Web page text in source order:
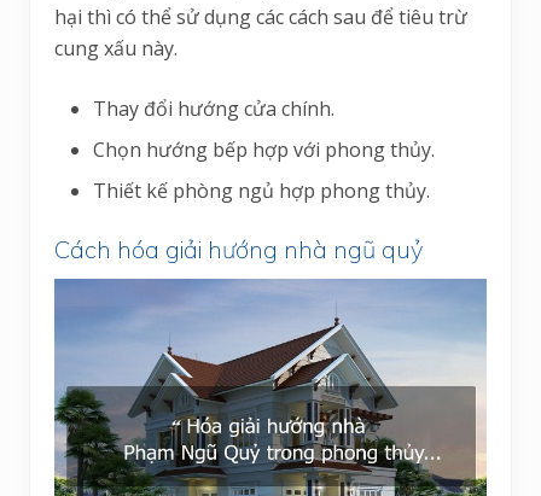
hại thì có thể sử dụng các cách sau để tiêu trừ
cung xấu này.
Thay đổi hướng cửa chính.
Chọn hướng bếp hợp với phong thủy.
Thiết kế phòng ngủ hợp phong thủy.
Cách hóa giải hướng nhà ngũ quỷ